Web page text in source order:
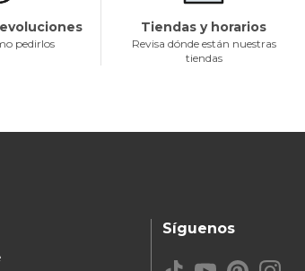
pedirlos
Tiendas y horarios
Revisa dónde están nuestras
tiendas
Síguenos